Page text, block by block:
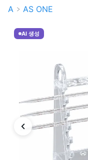
A AS ONE
AI 생성